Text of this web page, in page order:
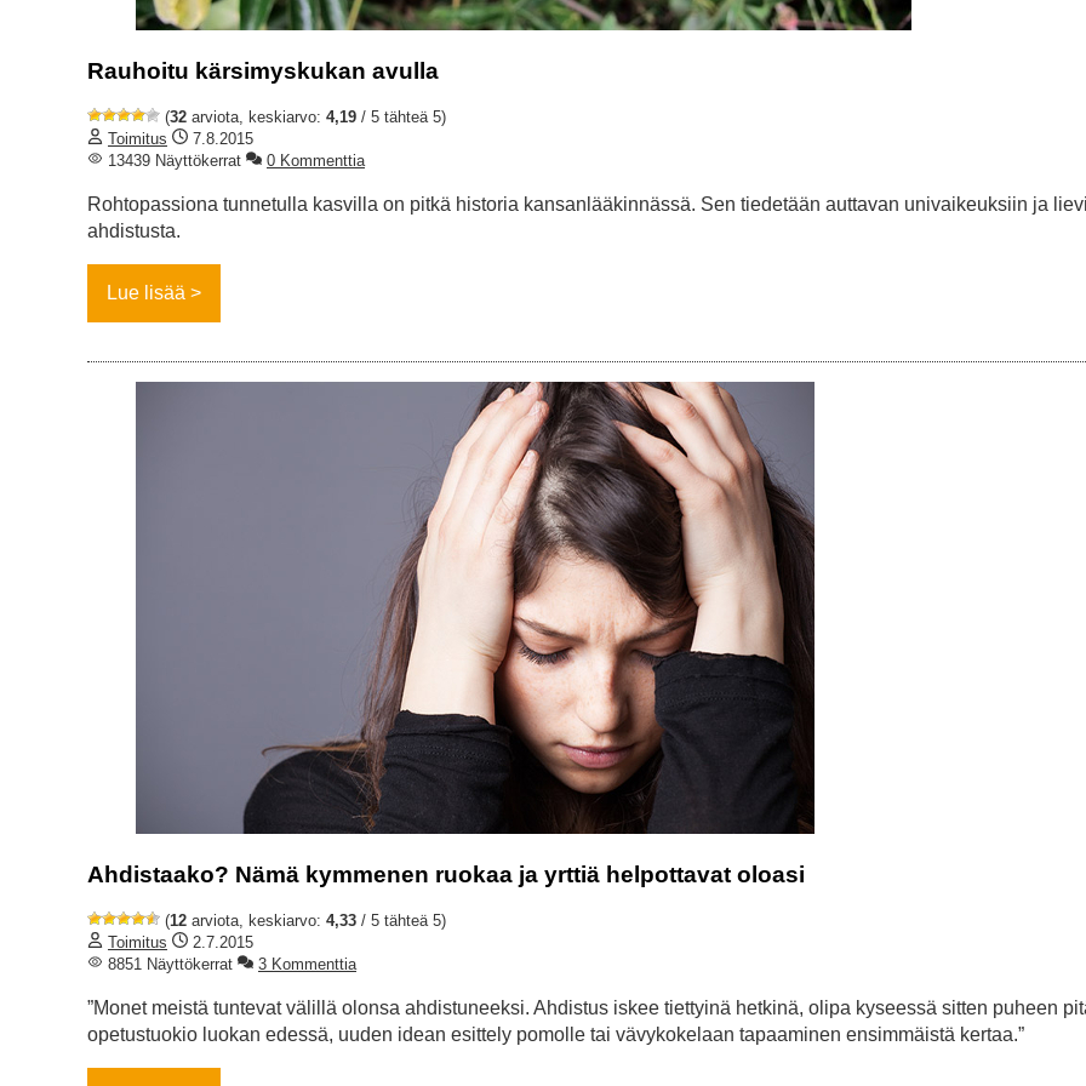
Rauhoitu kärsimyskukan avulla
(32 arviota, keskiarvo: 4,19 / 5 tähteä 5)
Toimitus
7.8.2015
13439 Näyttökerrat
0 Kommenttia
Rohtopassiona tunnetulla kasvilla on pitkä historia kansanlääkinnässä. Sen tiedetään auttavan univaikeuksiin ja
ahdistusta.
Lue lisää
Ahdistaako? Nämä kymmenen ruokaa ja yrttiä helpottavat oloasi
(12 arviota, keskiarvo: 4,33 / 5 tähteä 5)
Toimitus
2.7.2015
8851 Näyttökerrat
3 Kommenttia
”Monet meistä tuntevat välillä olonsa ahdistuneeksi. Ahdistus iskee tiettyinä hetkinä, olipa kyseessä sitten puheen
opetustuokio luokan edessä, uuden idean esittely pomolle tai vävykokelaan tapaaminen ensimmäistä kertaa.”